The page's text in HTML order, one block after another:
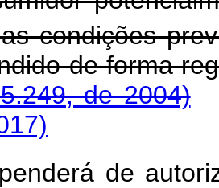
condições
de
de 2004)
de